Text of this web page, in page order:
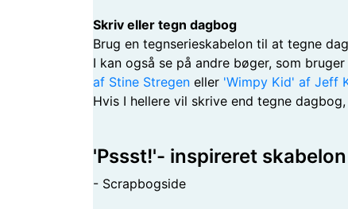
Skriv eller tegn dagbog
Brug en tegnserieskabelon til at tegne
I kan også se på andre bøger, som
af Stine Stregen eller 'Wimpy Kid' af Jeff
Hvis I hellere vil skrive end tegne
'Pssst!'- inspireret
- Scrapbogside